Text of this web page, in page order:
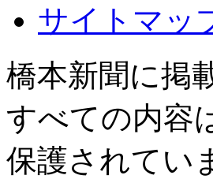
サイトマッ
橋本新聞に掲
すべての内容
保護されてい